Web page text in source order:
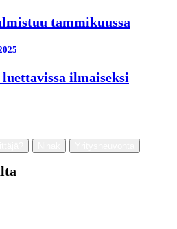
tammikuussa
ilmaiseksi